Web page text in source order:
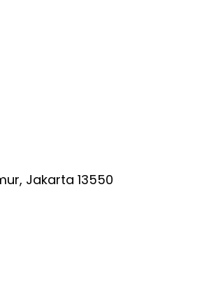
Jakarta 13550